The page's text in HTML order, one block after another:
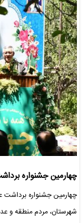
چهارمین جشنواره
چهارمین جشنواره
شهرستان، مردم منطقه و